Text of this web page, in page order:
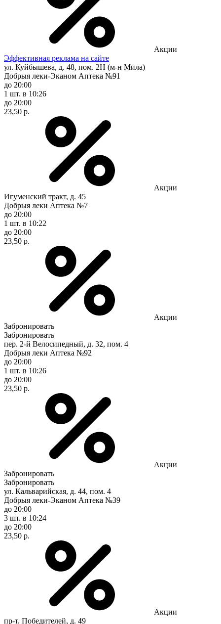
Акции
Эффективная реклама на сайте
ул. Куйбышева, д. 48, пом. 2Н (м-н Мила)
Добрыя леки-Эканом Аптека №91
до 20:00
1 шт. в 10:26
до 20:00
23,50 р.
Акции
Игуменский тракт, д. 45
Добрыя леки Аптека №7
до 20:00
1 шт. в 10:22
до 20:00
23,50 р.
Акции
Забронировать
Забронировать
пер. 2-й Велосипедный, д. 32, пом. 4
Добрыя леки Аптека №92
до 20:00
1 шт. в 10:26
до 20:00
23,50 р.
Акции
Забронировать
Забронировать
ул. Кальварийская, д. 44, пом. 4
Добрыя леки-Эканом Аптека №39
до 20:00
3 шт. в 10:24
до 20:00
23,50 р.
Акции
пр-т. Победителей, д. 49